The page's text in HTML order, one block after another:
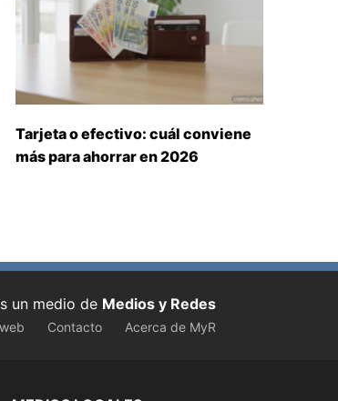
Tarjeta o efectivo: cuál conviene
más para ahorrar en 2026
un medio de Medios y Redes
Contacto Acerca de MyR